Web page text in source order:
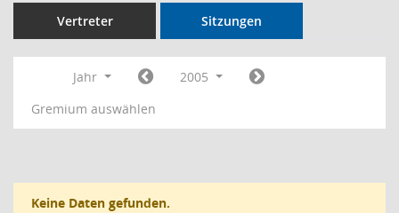
Vertreter Sitzungen
Jahr
2005
Gremium auswählen
Keine Daten gefunden.